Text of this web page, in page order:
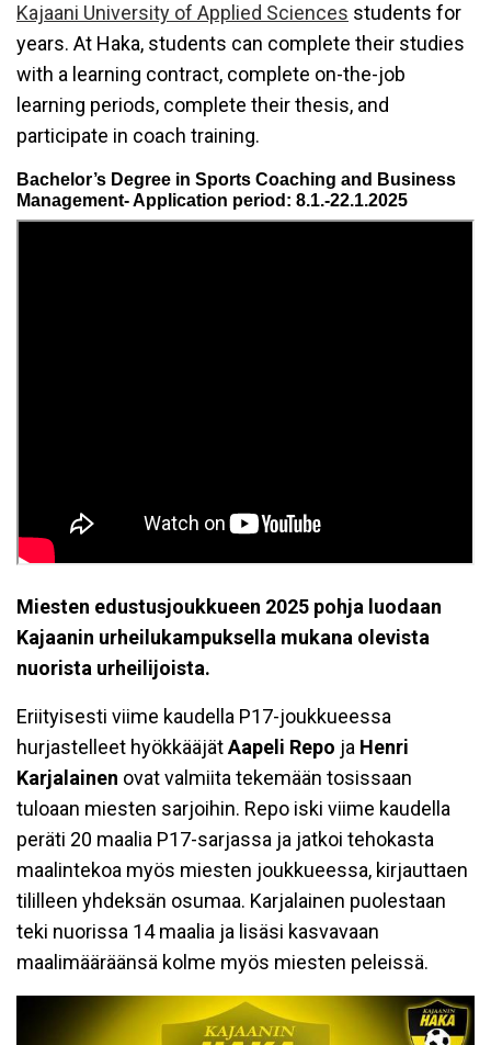
Kajaani University of Applied Sciences students for
years. At Haka, students can complete their studies
with a learning contract, complete on-the-job
learning periods, complete their thesis, and
participate in coach training.
Bachelor’s Degree in Sports Coaching and Business
Management- Application period: 8.1.-22.1.2025
Miesten edustusjoukkueen 2025 pohja luodaan
Kajaanin urheilukampuksella mukana olevista
nuorista urheilijoista.
Eriityisesti viime kaudella P17-joukkueessa
hurjastelleet hyökkääjätAapeli Repo ja Henri
Karjalainen ovat valmiita tekemään tosissaan
tuloaan miesten sarjoihin. Repo iski viime kaudella
peräti 20 maalia P17-sarjassa ja jatkoi tehokasta
maalintekoa myös miesten joukkueessa, kirjauttaen
tililleen yhdeksän osumaa. Karjalainen puolestaan
teki nuorissa 14 maalia ja lisäsi kasvavaan
maalimääräänsä kolme myös miesten peleissä.